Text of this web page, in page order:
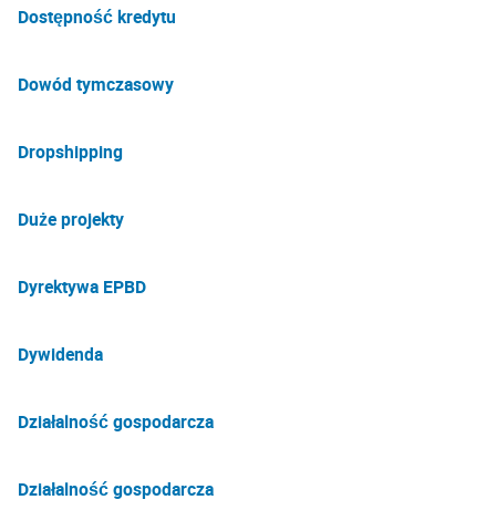
Dostępność kredytu
Dowód tymczasowy
Dropshipping
Duże projekty
Dyrektywa EPBD
Dywidenda
Działalność gospodarcza
Działalność gospodarcza